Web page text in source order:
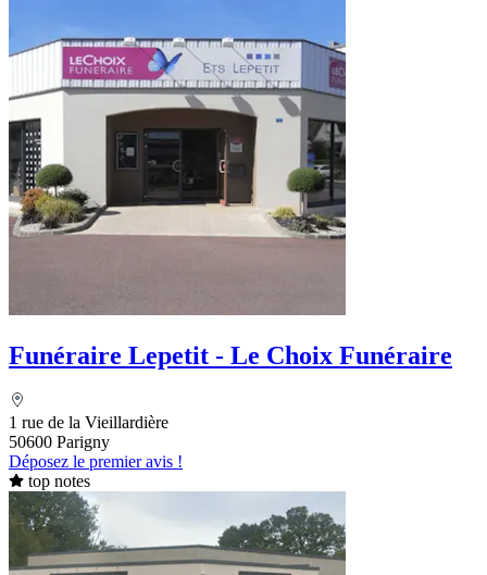
Funéraire Lepetit - Le Choix Funéraire
1 rue de la Vieillardière
50600 Parigny
Déposez le premier avis !
top notes